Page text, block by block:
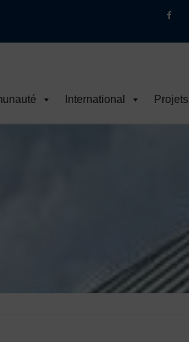
International Projets